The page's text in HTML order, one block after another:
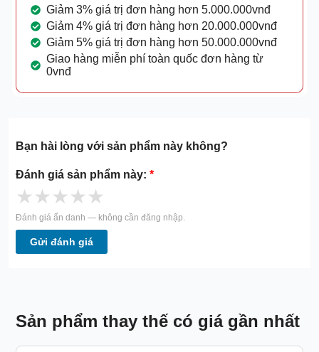
Giảm 3% giá trị đơn hàng hơn 5.000.000vnđ
Giảm 4% giá trị đơn hàng hơn 20.000.000vnđ
Giảm 5% giá trị đơn hàng hơn 50.000.000vnđ
Giao hàng miễn phí toàn quốc đơn hàng từ
0vnđ
Bạn hài lòng với sản phẩm này không?
Đánh giá sản phẩm này:*
★★★★★
Đánh giá ẩn danh — không cần đăng nhập.
Gửi đánh giá
Sản phẩm thay thế có giá gần nhất